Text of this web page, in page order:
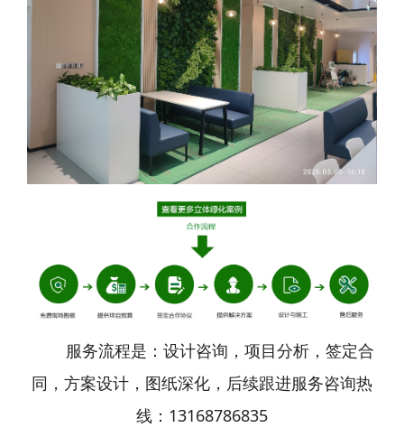
服务流程是：设计咨询，项目分析，签定合
同，方案设计，图纸深化，后续跟进服务咨询热
线：13168786835